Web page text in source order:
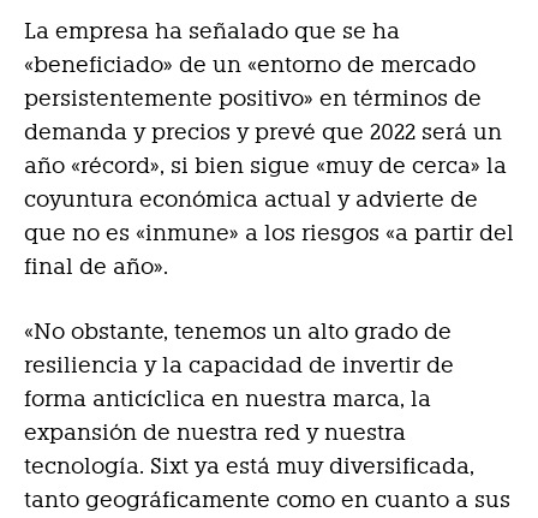
La empresa ha señalado que se ha
«beneficiado» de un «entorno de mercado
persistentemente positivo» en términos de
demanda y precios y prevé que 2022 será un
año «récord», si bien sigue «muy de cerca» la
coyuntura económica actual y advierte de
que no es «inmune» a los riesgos «a partir del
final de año».
«No obstante, tenemos un alto grado de
resiliencia y la capacidad de invertir de
forma anticíclica en nuestra marca, la
expansión de nuestra red y nuestra
tecnología. Sixt ya está muy diversificada,
tanto geográficamente como en cuanto a sus